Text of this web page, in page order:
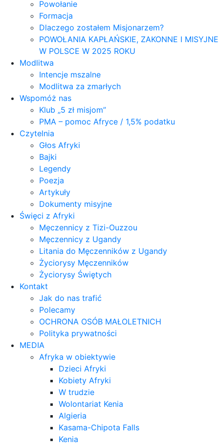
Powołanie
Formacja
Dlaczego zostałem Misjonarzem?
POWOŁANIA KAPŁAŃSKIE, ZAKONNE I MISYJNE
W POLSCE W 2025 ROKU
Modlitwa
Intencje mszalne
Modlitwa za zmarłych
Wspomóż nas
Klub „5 zł misjom”
PMA – pomoc Afryce / 1,5% podatku
Czytelnia
Głos Afryki
Bajki
Legendy
Poezja
Artykuły
Dokumenty misyjne
Święci z Afryki
Męczennicy z Tizi-Ouzzou
Męczennicy z Ugandy
Litania do Męczenników z Ugandy
Życiorysy Męczenników
Życiorysy Świętych
Kontakt
Jak do nas trafić
Polecamy
OCHRONA OSÓB MAŁOLETNICH
Polityka prywatności
MEDIA
Afryka w obiektywie
Dzieci Afryki
Kobiety Afryki
W trudzie
Wolontariat Kenia
Algieria
Kasama-Chipota Falls
Kenia